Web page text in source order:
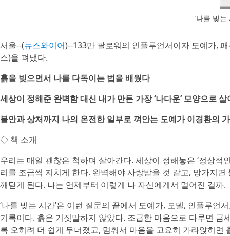
‘나를 빚
서울--(뉴스와이어)--133만 팔로워의 인플루언서이자 도예가,
스)을 펴냈다.
흙을 빚으면서 나를 다독이는 법을 배웠다
세상이 정해준 완벽함 대신 내가 만든 가장 ‘나다운’ 모양으로
불안과 상처까지 나의 온전한 일부로 껴안는 도예가 이경환의
◇ 책 소개
우리는 매일 괜찮은 척하며 살아간다. 세상이 정해놓은 ‘정상
리를 조금씩 지치게 한다. 완벽해야 사랑받을 것 같고, 망가지
깨닫게 된다. 나는 언제부터 이렇게 나 자신에게서 멀어진 걸까.
‘나를 빚는 시간’은 이런 질문의 끝에서 도예가, 모델, 인플루
기록이다. 흙은 거짓말하지 않았다. 조급한 마음으로 다루면
록 오히려 더 쉽게 무너졌고, 멈춰서 마음을 고요히 가라앉히면